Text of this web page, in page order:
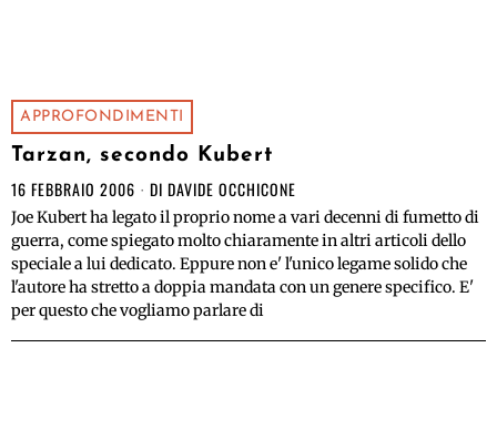
APPROFONDIMENTI
Tarzan, secondo Kubert
16 FEBBRAIO 2006 DI DAVIDE OCCHICONE
Joe Kubert ha legato il proprio nome a vari decenni di fumetto di
guerra, come spiegato molto chiaramente in altri articoli dello
speciale a lui dedicato. Eppure non e' l'unico legame solido che
l'autore ha stretto a doppia mandata con un genere specifico. E'
per questo che vogliamo parlare di